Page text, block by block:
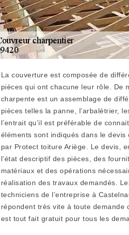
La couverture est composée de
pièces qui ont chacune leur rôle. De
charpente est un assemblage de
pièces telles la panne, l’arbalétrier,
l’entrait qu’il est préférable de
éléments sont indiqués dans le devis
par Protect toiture Ariège. Le devis,
l’état descriptif des pièces, des
matériaux et des opérations
réalisation des travaux demandés.
techniciens de l’entreprise à
répondent très vite à toute demande
est tout fait gratuit pour tous les